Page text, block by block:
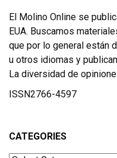
El Molino Online se
EUA. Buscamos
que por lo general están
u otros idiomas y
La diversidad de
ISSN2766-4597
CATEGORIES